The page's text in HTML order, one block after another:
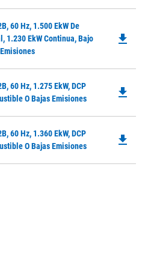
60 Hz, 1.500 EkW De
1.230 EkW Continua, Bajo
file_download
60 Hz, 1.275 EkW, DCP
O Bajas Emisiones
file_download
60 Hz, 1.360 EkW, DCP
O Bajas Emisiones
file_download